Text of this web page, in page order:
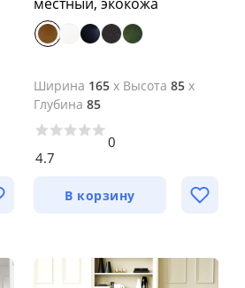
Ширина 165x Высота 85x
Глубина 85
4.7
0
В корзину